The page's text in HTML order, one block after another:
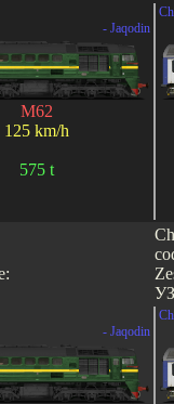
- Jaqodin
M62
125 km/h
575 t
- Jaqodin